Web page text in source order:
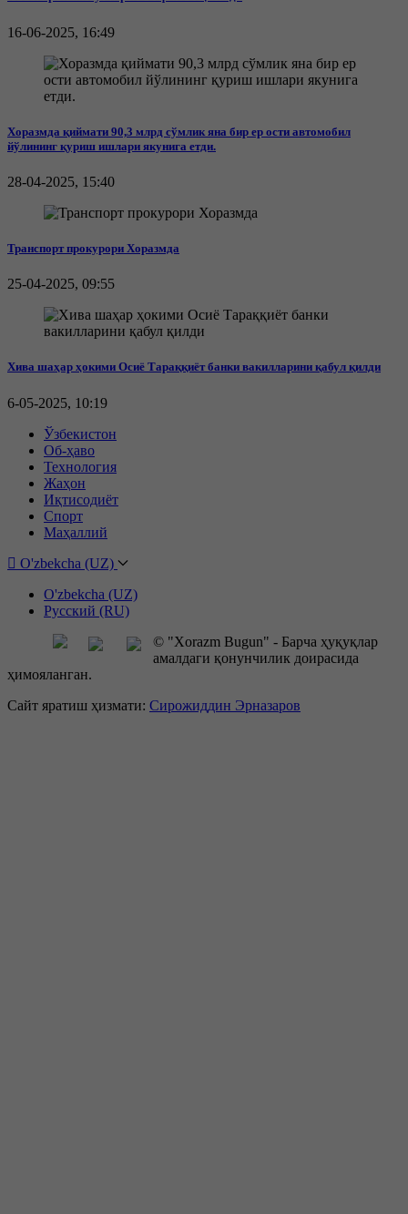
16-06-2025, 16:49
Хоразмда қиймати 90,3 млрд сўмлик яна бир ер ости автомобил
йўлининг қуриш ишлари якунига етди.
28-04-2025, 15:40
Транспорт прокурори Хоразмда
25-04-2025, 09:55
Хива шаҳар ҳокими Осиё Тараққиёт банки вакилларини қабул қилди
6-05-2025, 10:19
Ўзбекистон
Об-ҳаво
Технология
Жаҳон
Иқтисодиёт
Спорт
Маҳаллий
O'zbekcha (UZ)
O'zbekcha (UZ)
Русский (RU)
© "Xorazm Bugun" - Барча ҳуқуқлар
амалдаги қонунчилик доирасида
ҳимояланган.
Сайт яратиш ҳизмати: Сирожиддин Эрназаров